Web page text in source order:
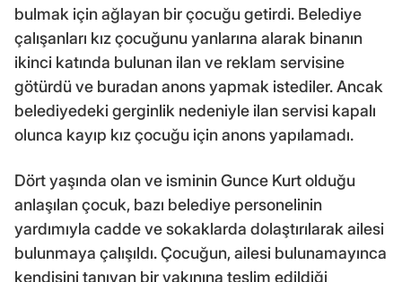
bulmak için ağlayan bir çocuğu getirdi. Belediye
çalışanları kız çocuğunu yanlarına alarak binanın
ikinci katında bulunan ilan ve reklam servisine
götürdü ve buradan anons yapmak istediler. Ancak
belediyedeki gerginlik nedeniyle ilan servisi kapalı
olunca kayıp kız çocuğu için anons yapılamadı.
Dört yaşında olan ve isminin Gunce Kurt olduğu
anlaşılan çocuk, bazı belediye personelinin
yardımıyla cadde ve sokaklarda dolaştırılarak ailesi
bulunmaya çalışıldı. Çocuğun, ailesi bulunamayınca
kendisini tanıyan bir yakınına teslim edildiği